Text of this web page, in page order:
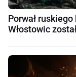
Porwał
Włostowic